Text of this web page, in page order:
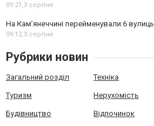
09:21,3 серпня
На Камʼянеччині перейменували 6 вулиць
09:12,3 серпня
Рубрики новин
Загальний розділ Техніка
Туризм Нерухомість
Будівництво Відпочинок